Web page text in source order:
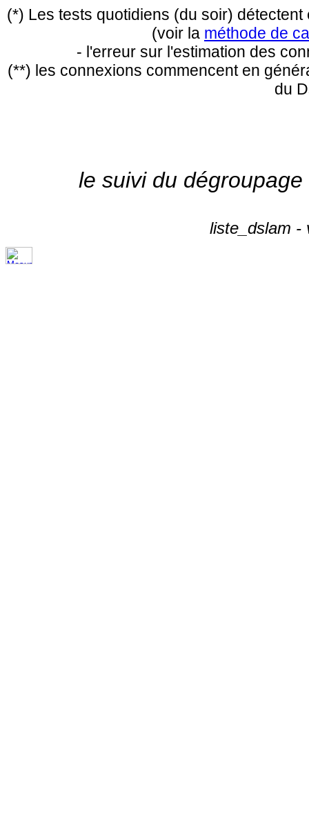
(*) Les tests quotidiens (du soir)
(voir la méthode de
- l'erreur sur l'estimation des
(**) les connexions commencent en
du
le suivi du
liste_dslam -